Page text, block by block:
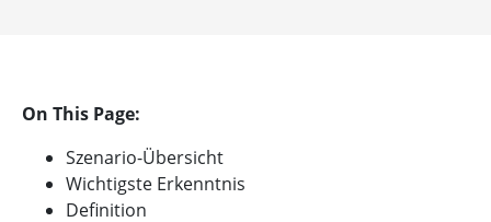
On This Page:
Szenario-Übersicht
Wichtigste Erkenntnis
Definition